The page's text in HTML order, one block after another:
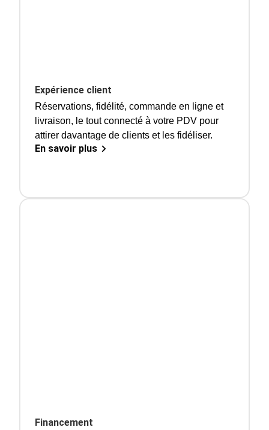
Expérience client
Réservations, fidélité, commande en ligne et
livraison, le tout connecté à votre PDV pour
attirer davantage de clients et les fidéliser.
En savoir plus
Financement